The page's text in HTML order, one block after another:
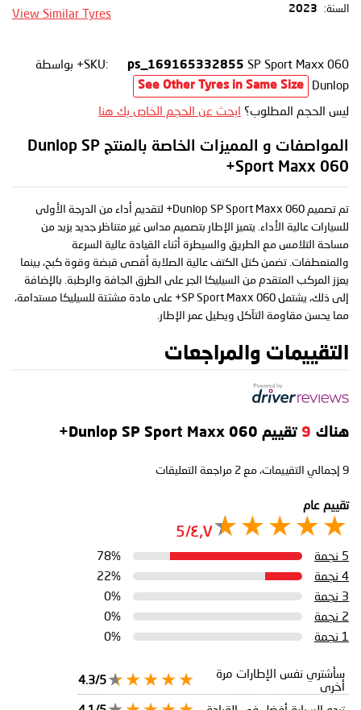
السنة:
2023
View Similar Tyres
SKU: ps_169165332855 SP Sport Maxx 060+
بواسطة
Dunlop
See Other Tyres in Same Size
ليس الحجم المطلوب؟ ابحث عن الحجم الخاص بك هنا
المواصفات و المميزات الخاصة بالمنتج Dunlop SP
Sport Maxx 060+
تم تصميم Dunlop SP Sport Maxx 060+ لتقديم أداء من الدرجة الأولى
للسيارات عالية الأداء. يتميز الإطار بتصميم مداس غير متناظر جديد يزيد من
مساحة التلامس مع الطريق والسيطرة أثناء القيادة عالية السرعة
والمنعطفات. تضمن كتل الكتف عالية الصلابة أقصى قبضة وقوة كبح، بينما
يعزز المركب المتقدم من السيليكا الجر على الطرق الجافة والرطبة. بالإضافة
إلى ذلك، يشتمل SP Sport Maxx 060+ على مادة مشتتة للسيليكا مستدامة،
مما يحسن مقاومة التآكل ويطيل عمر الإطار.
التقييمات والمراجعات
هناك 9 تقييم Dunlop SP Sport Maxx 060+
9 إجمالي التقييمات، مع 2 مراجعة التعليقات
تقييم عام
٤٫٧/5
5 نجمة
78%
4 نجمة
22%
3 نجمة
0%
2 نجمة
0%
1 نجمة
0%
سأشتري نفس الإطارات مرة
أخرى
4.3/5